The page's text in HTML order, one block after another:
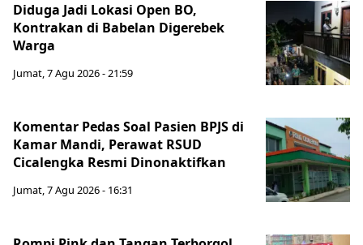
Diduga Jadi Lokasi Open BO,
Kontrakan di Babelan Digerebek
Warga
Jumat, 7 Agu 2026 - 21:59
Komentar Pedas Soal Pasien BPJS di
Kamar Mandi, Perawat RSUD
Cicalengka Resmi Dinonaktifkan
Jumat, 7 Agu 2026 - 16:31